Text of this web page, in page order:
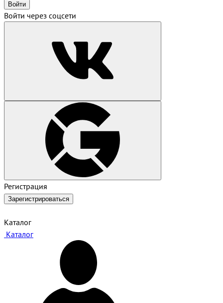
Войти
Войти через соцсети
Регистрация
Зарегистрироваться
Каталог
Каталог